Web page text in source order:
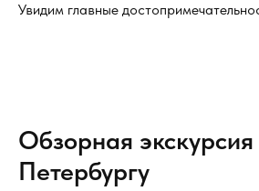
Увидим главные
Обзорная
Петербургу